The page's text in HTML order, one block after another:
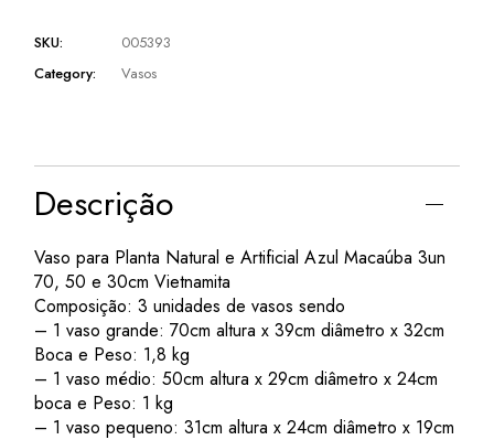
SKU:
005393
Category:
Vasos
Descrição
Vaso para Planta Natural e Artificial Azul Macaúba 3un
70, 50 e 30cm Vietnamita
Composição:3 unidades de vasos sendo
– 1 vaso grande: 70cm altura x 39cm diâmetro x 32cm
Boca e Peso: 1,8 kg
– 1 vaso médio: 50cm altura x 29cm diâmetro x 24cm
boca e Peso: 1 kg
– 1 vaso pequeno: 31cm altura x 24cm diâmetro x 19cm